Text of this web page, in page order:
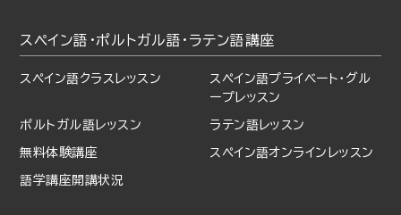
スペイン語・ポルトガル語・ ラテン語講座
スペイン語クラスレッスン スペイン語プライベート・ グル
ープレッスン
ポルトガル語レッスン ラテン語レッスン
無料体験講座 スペイン語オンラインレッスン
語学講座開講状況